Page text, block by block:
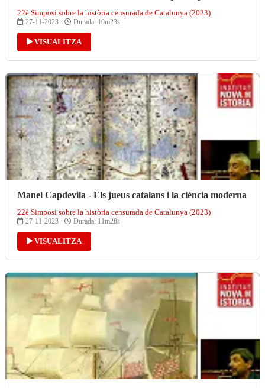
22è Simposi sobre la història censurada de Catalunya (2023)
27-11-2023 · Durada: 10m23s
VISUALITZA
Manel Capdevila - Els jueus catalans i la ciència moderna
22è Simposi sobre la història censurada de Catalunya (2023)
27-11-2023 · Durada: 11m28s
VISUALITZA